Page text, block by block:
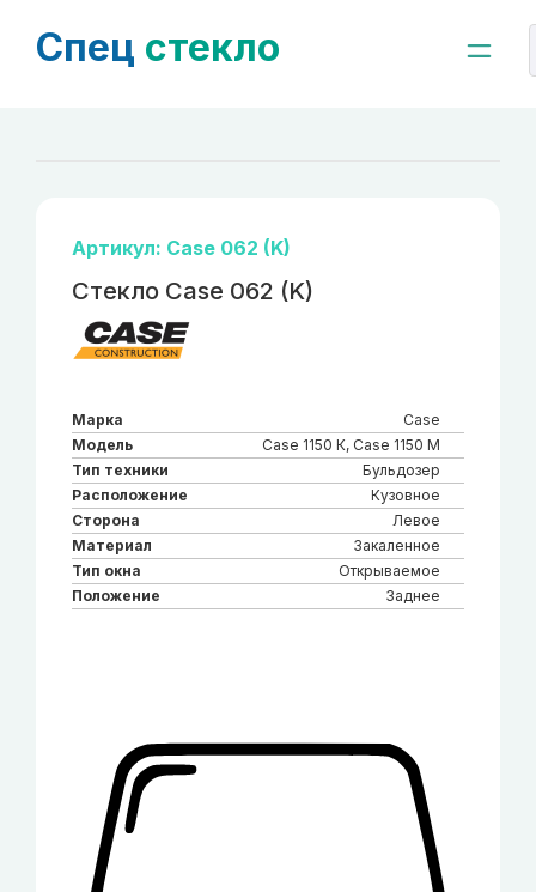
Спец стекло
Артикул: Case 062 (K)
Стекло Case 062 (K)
Марка
Case
Модель
Case 1150 К, Case 1150 M
Тип техники
Бульдозер
Расположение
Кузовное
Сторона
Левое
Материал
Закаленное
Тип окна
Открываемое
Положение
Заднее